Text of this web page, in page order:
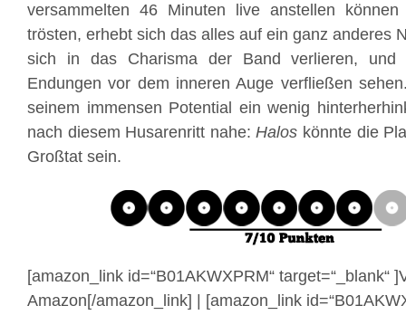
versammelten 46 Minuten live anstellen
trösten, erhebt sich das alles auf ein ganz anderes
sich in das Charisma der Band verlieren, und
Endungen vor dem inneren Auge verfließen
seinem immensen Potential ein wenig
nach diesem Husarenritt nahe:Halos könnte die
Großtat sein.
[amazon_link id=“B01AKWXPRM“ target=“_blank“
Amazon[/amazon_link] | [amazon_link